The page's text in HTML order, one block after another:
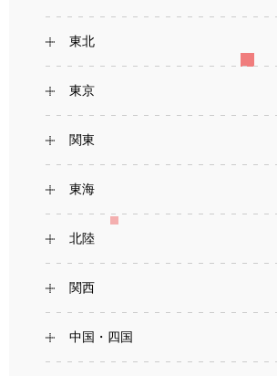
東北
東京
関東
東海
北陸
関西
中国・四国